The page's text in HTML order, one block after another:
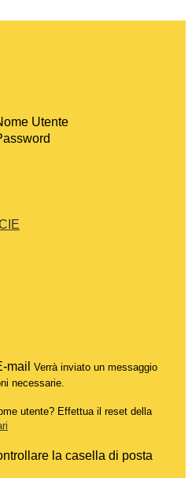
Utente
mail Verrà inviato un messaggio
necessarie.
utente? Effettua il reset della
la casella di posta